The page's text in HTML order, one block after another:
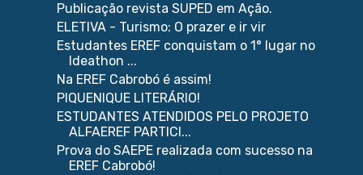
Publicação revista SUPED em Ação.
ELETIVA - Turismo: O prazer e ir vir
Estudantes EREF conquistam o 1° lugar no
Ideathon ...
Na EREF Cabrobó é assim!
PIQUENIQUE LITERÁRIO!
ESTUDANTES ATENDIDOS PELO PROJETO
ALFAEREF PARTICI...
Prova do SAEPE realizada com sucesso na
EREF Cabrobó!